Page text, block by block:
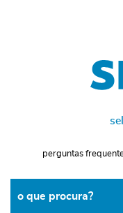
perguntas